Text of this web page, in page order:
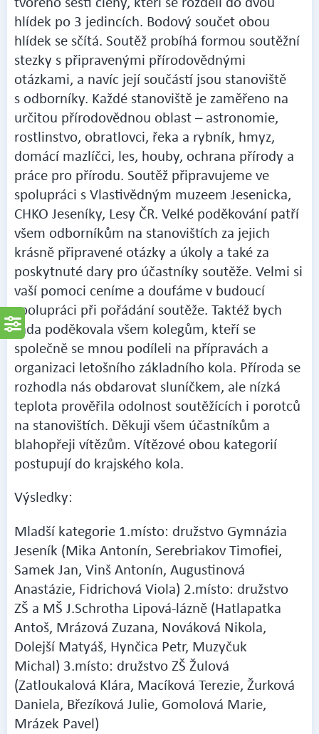
hlídek po 3 jedincích. Bodový součet obou
hlídek se sčítá. Soutěž probíhá formou soutěžní
stezky s připravenými přírodovědnými
otázkami, a navíc její součástí jsou stanoviště
s odborníky. Každé stanoviště je zaměřeno na
určitou přírodovědnou oblast – astronomie,
rostlinstvo, obratlovci, řeka a rybník, hmyz,
domácí mazlíčci, les, houby, ochrana přírody a
práce pro přírodu. Soutěž připravujeme ve
spolupráci s Vlastivědným muzeem Jesenicka,
CHKO Jeseníky, Lesy ČR. Velké poděkování patří
všem odborníkům na stanovištích za jejich
krásně připravené otázky a úkoly a také za
poskytnuté dary pro účastníky soutěže. Velmi si
vaší pomoci ceníme a doufáme v budoucí
spolupráci při pořádání soutěže. Taktéž bych
ráda poděkovala všem kolegům, kteří se
společně se mnou podíleli na přípravách a
organizaci letošního základního kola. Příroda se
rozhodla nás obdarovat sluníčkem, ale nízká
teplota prověřila odolnost soutěžících i porotců
na stanovištích. Děkuji všem účastníkům a
blahopřeji vítězům. Vítězové obou kategorií
postupují do krajského kola.
Výsledky:
Mladší kategorie 1.místo: družstvo Gymnázia
Jeseník (Mika Antonín, Serebriakov Timofiei,
Samek Jan, Vinš Antonín, Augustinová
Anastázie, Fidrichová Viola) 2.místo: družstvo
ZŠ a MŠ J.Schrotha Lipová-lázně (Hatlapatka
Antoš, Mrázová Zuzana, Nováková Nikola,
Dolejší Matyáš, Hynčica Petr, Muzyčuk
Michal) 3.místo: družstvo ZŠ Žulová
(Zatloukalová Klára, Macíková Terezie, Žurková
Daniela, Březíková Julie, Gomolová Marie,
Mrázek Pavel)